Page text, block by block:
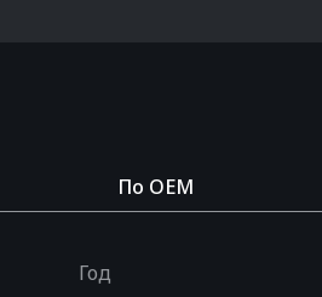
По OEM
Год